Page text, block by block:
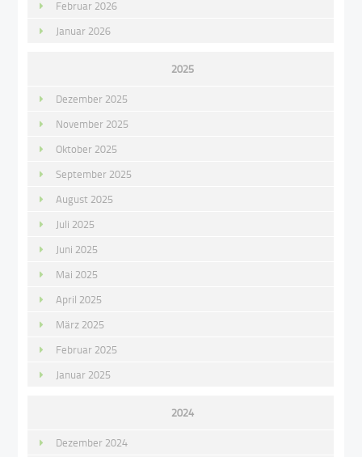
Februar 2026
Januar 2026
2025
Dezember 2025
November 2025
Oktober 2025
September 2025
August 2025
Juli 2025
Juni 2025
Mai 2025
April 2025
März 2025
Februar 2025
Januar 2025
2024
Dezember 2024